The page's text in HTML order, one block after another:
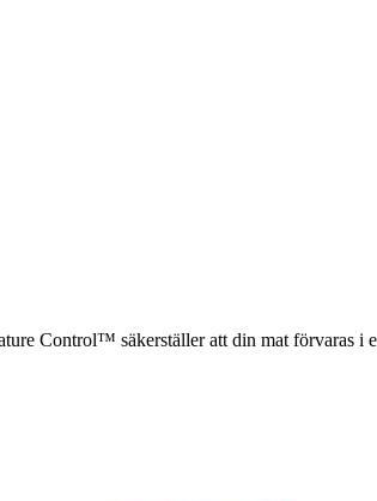
Control™ säkerställer att din mat förvaras i